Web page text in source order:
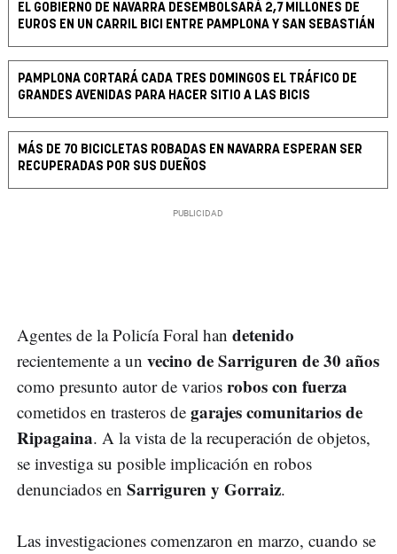
EL GOBIERNO DE NAVARRA DESEMBOLSARÁ 2,7 MILLONES DE
EUROS EN UN CARRIL BICI ENTRE PAMPLONA Y SAN SEBASTIÁN
PAMPLONA CORTARÁ CADA TRES DOMINGOS EL TRÁFICO DE
GRANDES AVENIDAS PARA HACER SITIO A LAS BICIS
MÁS DE 70 BICICLETAS ROBADAS EN NAVARRA ESPERAN SER
RECUPERADAS POR SUS DUEÑOS
Agentes de la Policía Foral han detenido
recientemente a un vecino de Sarriguren de 30 años
como presunto autor de varios robos con fuerza
cometidos en trasteros de garajes comunitarios de
Ripagaina. A la vista de la recuperación de objetos,
se investiga su posible implicación en robos
denunciados en Sarriguren y Gorraiz.
Las investigaciones comenzaron en marzo, cuando se